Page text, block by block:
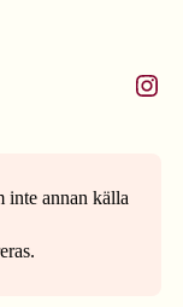
Instagram
annan källa